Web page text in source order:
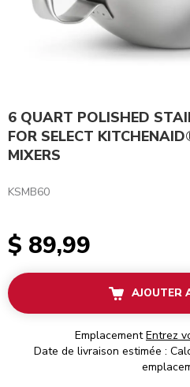
6 QUART POLISHED
FOR SELECT
MIXERS
KSMB60
$ 89,99
AJOUTER
Emplacement Entrez
Date de livraison estimée :